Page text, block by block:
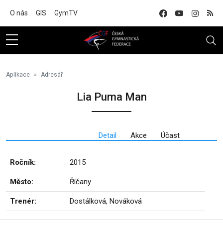
O nás GIS GymTV
Aplikace Adresář
Lia Puma Man
Detail Akce Účast
Ročník: 2015
Město: Říčany
Trenér: Dostálková, Nováková